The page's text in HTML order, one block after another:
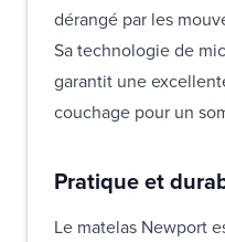
dérangé par les
Sa technologie de
garantit une
couchage pour un
Pratique et
Le matelas Newport